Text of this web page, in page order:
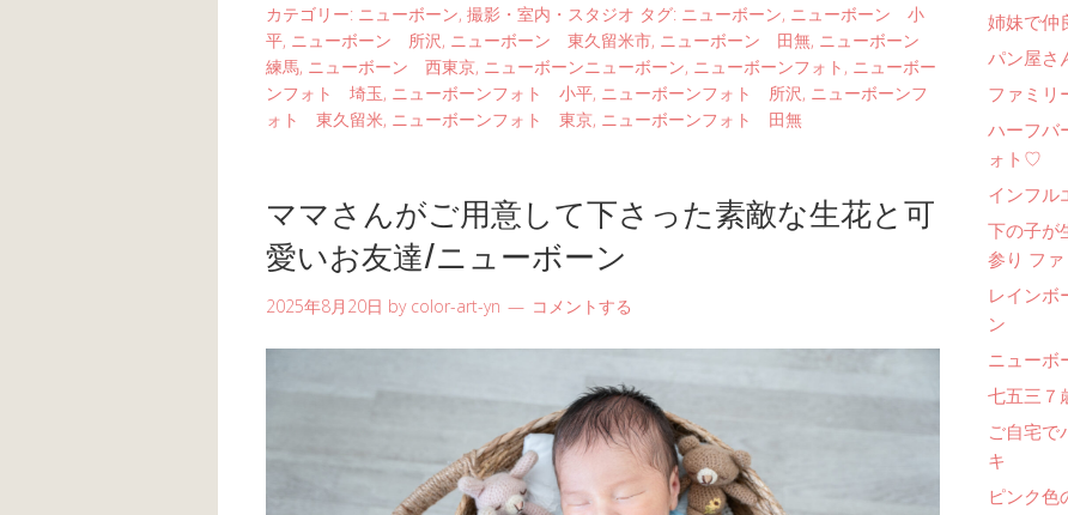
カテゴリー: ニューボーン, 撮影・室内・スタジオ タグ: ニューボーン, ニューボーン 小
平, ニューボーン 所沢, ニューボーン 東久留米市, ニューボーン 田無, ニューボーン
練馬, ニューボーン 西東京, ニューボーンニューボーン, ニューボーンフォト , ニューボー
ンフォト 埼玉, ニューボーンフォト 小平, ニューボーンフォト 所沢, ニューボーンフ
ォト 東久留米, ニューボーンフォト 東京, ニューボーンフォト 田無
ママさんがご用意して下さった素敵な生花と可
愛いお友達/ニューボーン
2025年8月20日 by color-art-yn コメントする
姉妹で仲
パン屋さ
ファミリ
ハーフバ
ォト♡
インフル
下の子が
参り フ
レイン
ン
ニュー
七五三７
ご自宅で
キ
ピンク色